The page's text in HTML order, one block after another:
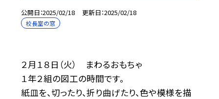
公開日 2025/02/18 更新日 2025/02/18
校長室の窓
２月１８日（火） まわるおもちゃ
１年２組の図工の時間です。
紙皿を、切ったり、折り曲げたり、色や模様を描